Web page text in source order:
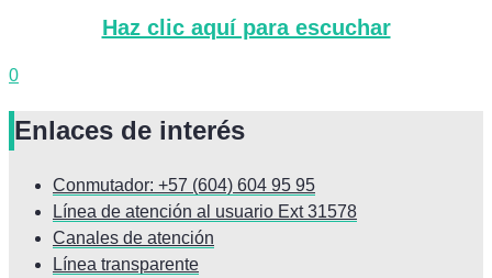
Haz clic aquí para escuchar
0
Enlaces de interés
Conmutador: +57 (604) 604 95 95
Línea de atención al usuario Ext 31578
Canales de atención
Línea transparente